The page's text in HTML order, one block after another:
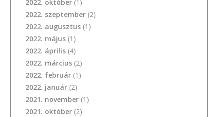
2022. október (1)
2022. szeptember (2)
2022. augusztus (1)
2022. május (1)
2022. április (4)
2022. március (2)
2022. február (1)
2022. január (2)
2021. november (1)
2021. október (2)